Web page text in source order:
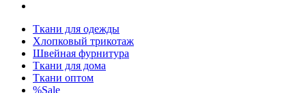
Ткани для одежды
Хлопковый трикотаж
Швейная фурнитура
Ткани для дома
Ткани оптом
%Sale